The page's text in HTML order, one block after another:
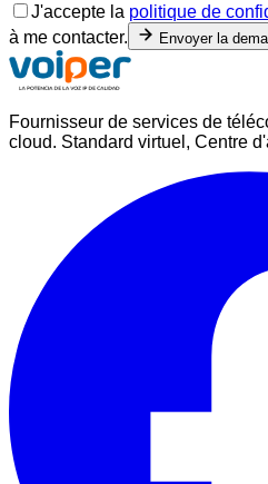
J'accepte la politique de
à me contacter.
Envoyer la
Fournisseur de services de
cloud. Standard virtuel, Centre